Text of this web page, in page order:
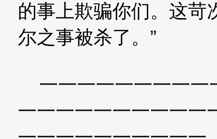
的事上欺骗你们。这苛
尔之事被杀了。”
一一一一一一一一一
一一一一一一一一一一